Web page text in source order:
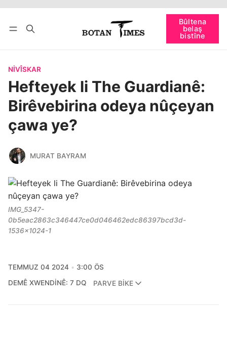
Bûltena
belaş
bistîne
bişopîne
NIVÎSKAR
Hefteyek li The Guardianê:
Birêvebirina odeya nûçeyan
çawa ye?
MURAT BAYRAM
IMG_5347-
0b5eac2863c346447ce0d046462edc86397bcd3d-
1536x1024-1
TEMMUZ 04 2024
3:00 ÖS
DEMÊ XWENDINÊ: 7 DQ
PARVE BIKE